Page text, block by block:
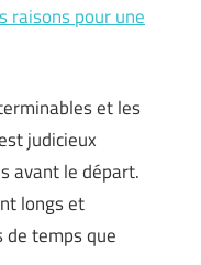
raisons pour une
et les
judicieux
avant le départ.
longs et
temps que